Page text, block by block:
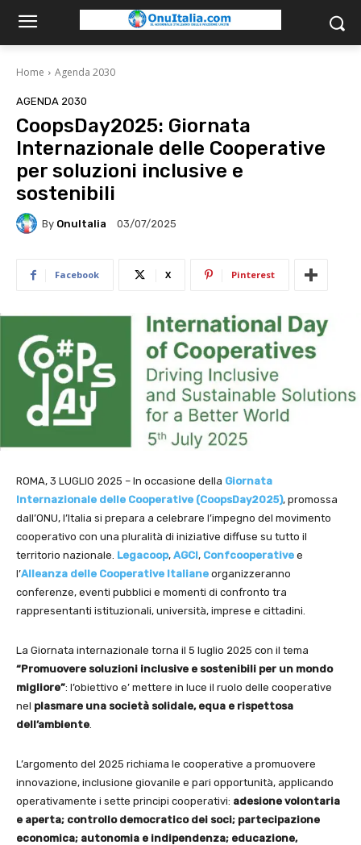
Home Agenda 2030
AGENDA 2030
CoopsDay2025: Giornata
Internazionale delle Cooperative
per soluzioni inclusive e
sostenibili
By OnuItalia 03/07/2025
Facebook X Pinterest
ROMA, 3 LUGLIO 2025 – In occasione della Giornata
Internazionale delle Cooperative (CoopsDay2025), promossa
dall’ONU, l’Italia si prepara a celebrare l’impegno del movimento
cooperativo con una pluralità di iniziative diffuse su tutto il
territorio nazionale. Legacoop, AGCI, Confcooperative e
l’Alleanza delle Cooperative Italiane organizzeranno
conferenze, eventi pubblici e momenti di confronto tra
rappresentanti istituzionali, università, imprese e cittadini.
La Giornata internazionale torna il 5 luglio 2025 con il tema
“Promuovere soluzioni inclusive e sostenibili per un mondo
migliore”: l’obiettivo e’ mettere in luce il ruolo delle cooperative
nel plasmare una società solidale, equa e rispettosa
dell’ambiente
L’argomento del 2025 richiama le cooperative a promuovere
innovazione, inclusione giovanile e pari opportunità, applicando
operativamente i sette principi cooperativi: adesione volontaria
e aperta; controllo democratico dei soci; partecipazione
economica; autonomia e indipendenza; educazione,